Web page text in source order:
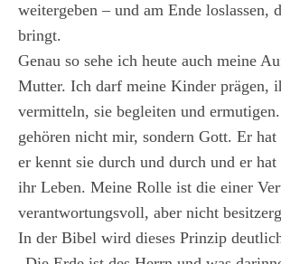
weitergeben – und am Ende loslassen,
bringt.
Genau so sehe ich heute auch meine
Mutter. Ich darf meine Kinder prägen,
vermitteln, sie begleiten und
gehören nicht mir, sondern Gott. Er hat
er kennt sie durch und durch und er
ihr Leben. Meine Rolle ist die einer
verantwortungsvoll, aber nicht
In der Bibel wird dieses Prinzip